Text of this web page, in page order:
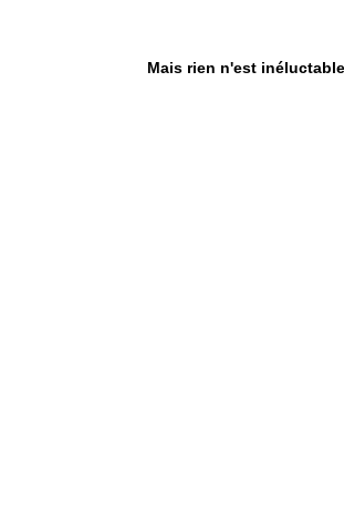
Mais rien n'est